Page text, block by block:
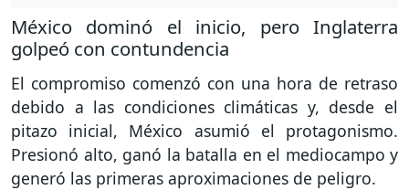
México dominó el inicio, pero Inglaterra
golpeó con contundencia
El compromiso comenzó con una hora de retraso
debido a las condiciones climáticas y, desde el
pitazo inicial, México asumió el protagonismo.
Presionó alto, ganó la batalla en el mediocampo y
generó las primeras aproximaciones de peligro.